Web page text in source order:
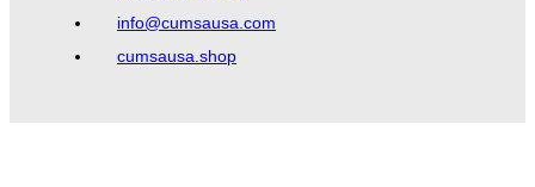
info@cumsausa.com
cumsausa.shop